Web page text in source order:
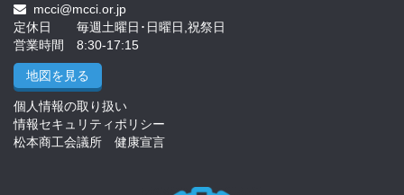
mcci@mcci.or.jp
定休日 毎週土曜日･日曜日,祝祭日
営業時間 8:30-17:15
地図を見る
個人情報の取り扱い
情報セキュリティポリシー
松本商工会議所 健康宣言